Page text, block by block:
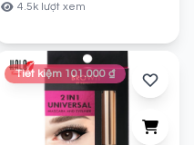
4.5k lượt xem
Tiết kiệm 101.000 ₫